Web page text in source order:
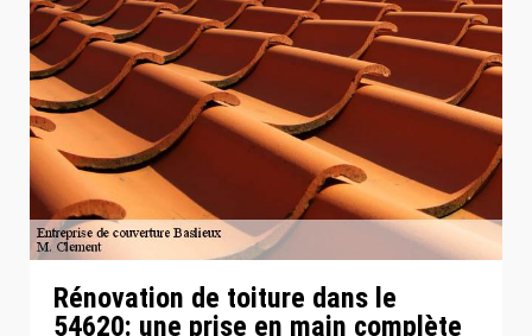
Rénovation de toiture dans le
54620: une prise en main complète